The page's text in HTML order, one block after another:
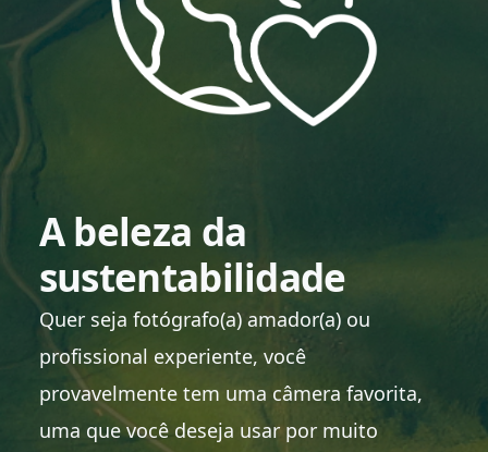
A beleza da
sustentabilidade
Quer seja fotógrafo(a) amador(a) ou
profissional experiente, você
provavelmente tem uma câmera favorita,
uma que você deseja usar por muito